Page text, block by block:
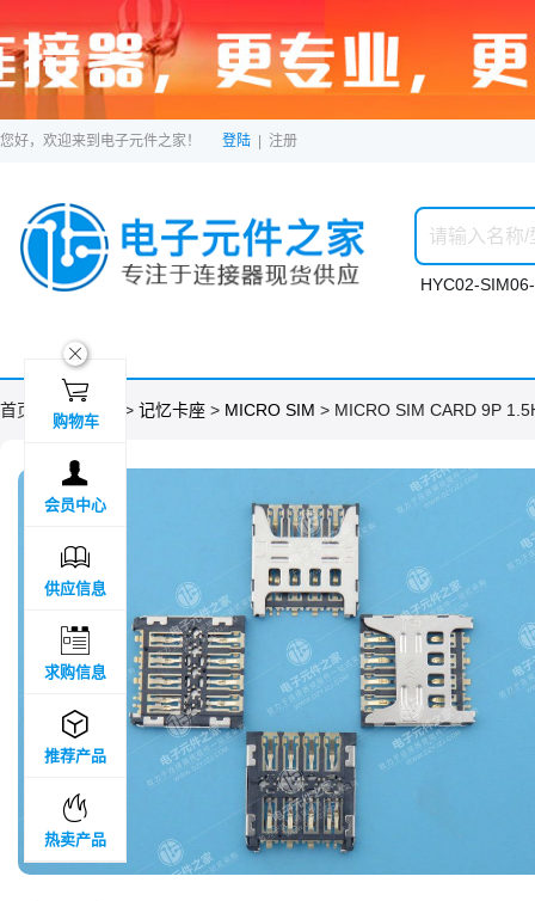
您好，欢迎来到电子元件之家！ 登陆 注册
HYC02-
首页 > 分类目录 > 记忆卡座 > MICRO SIM > MICRO SIM CARD 9P
ဆ

购物车

会员中心

供应信息

求购信息

推荐产品

热卖产品